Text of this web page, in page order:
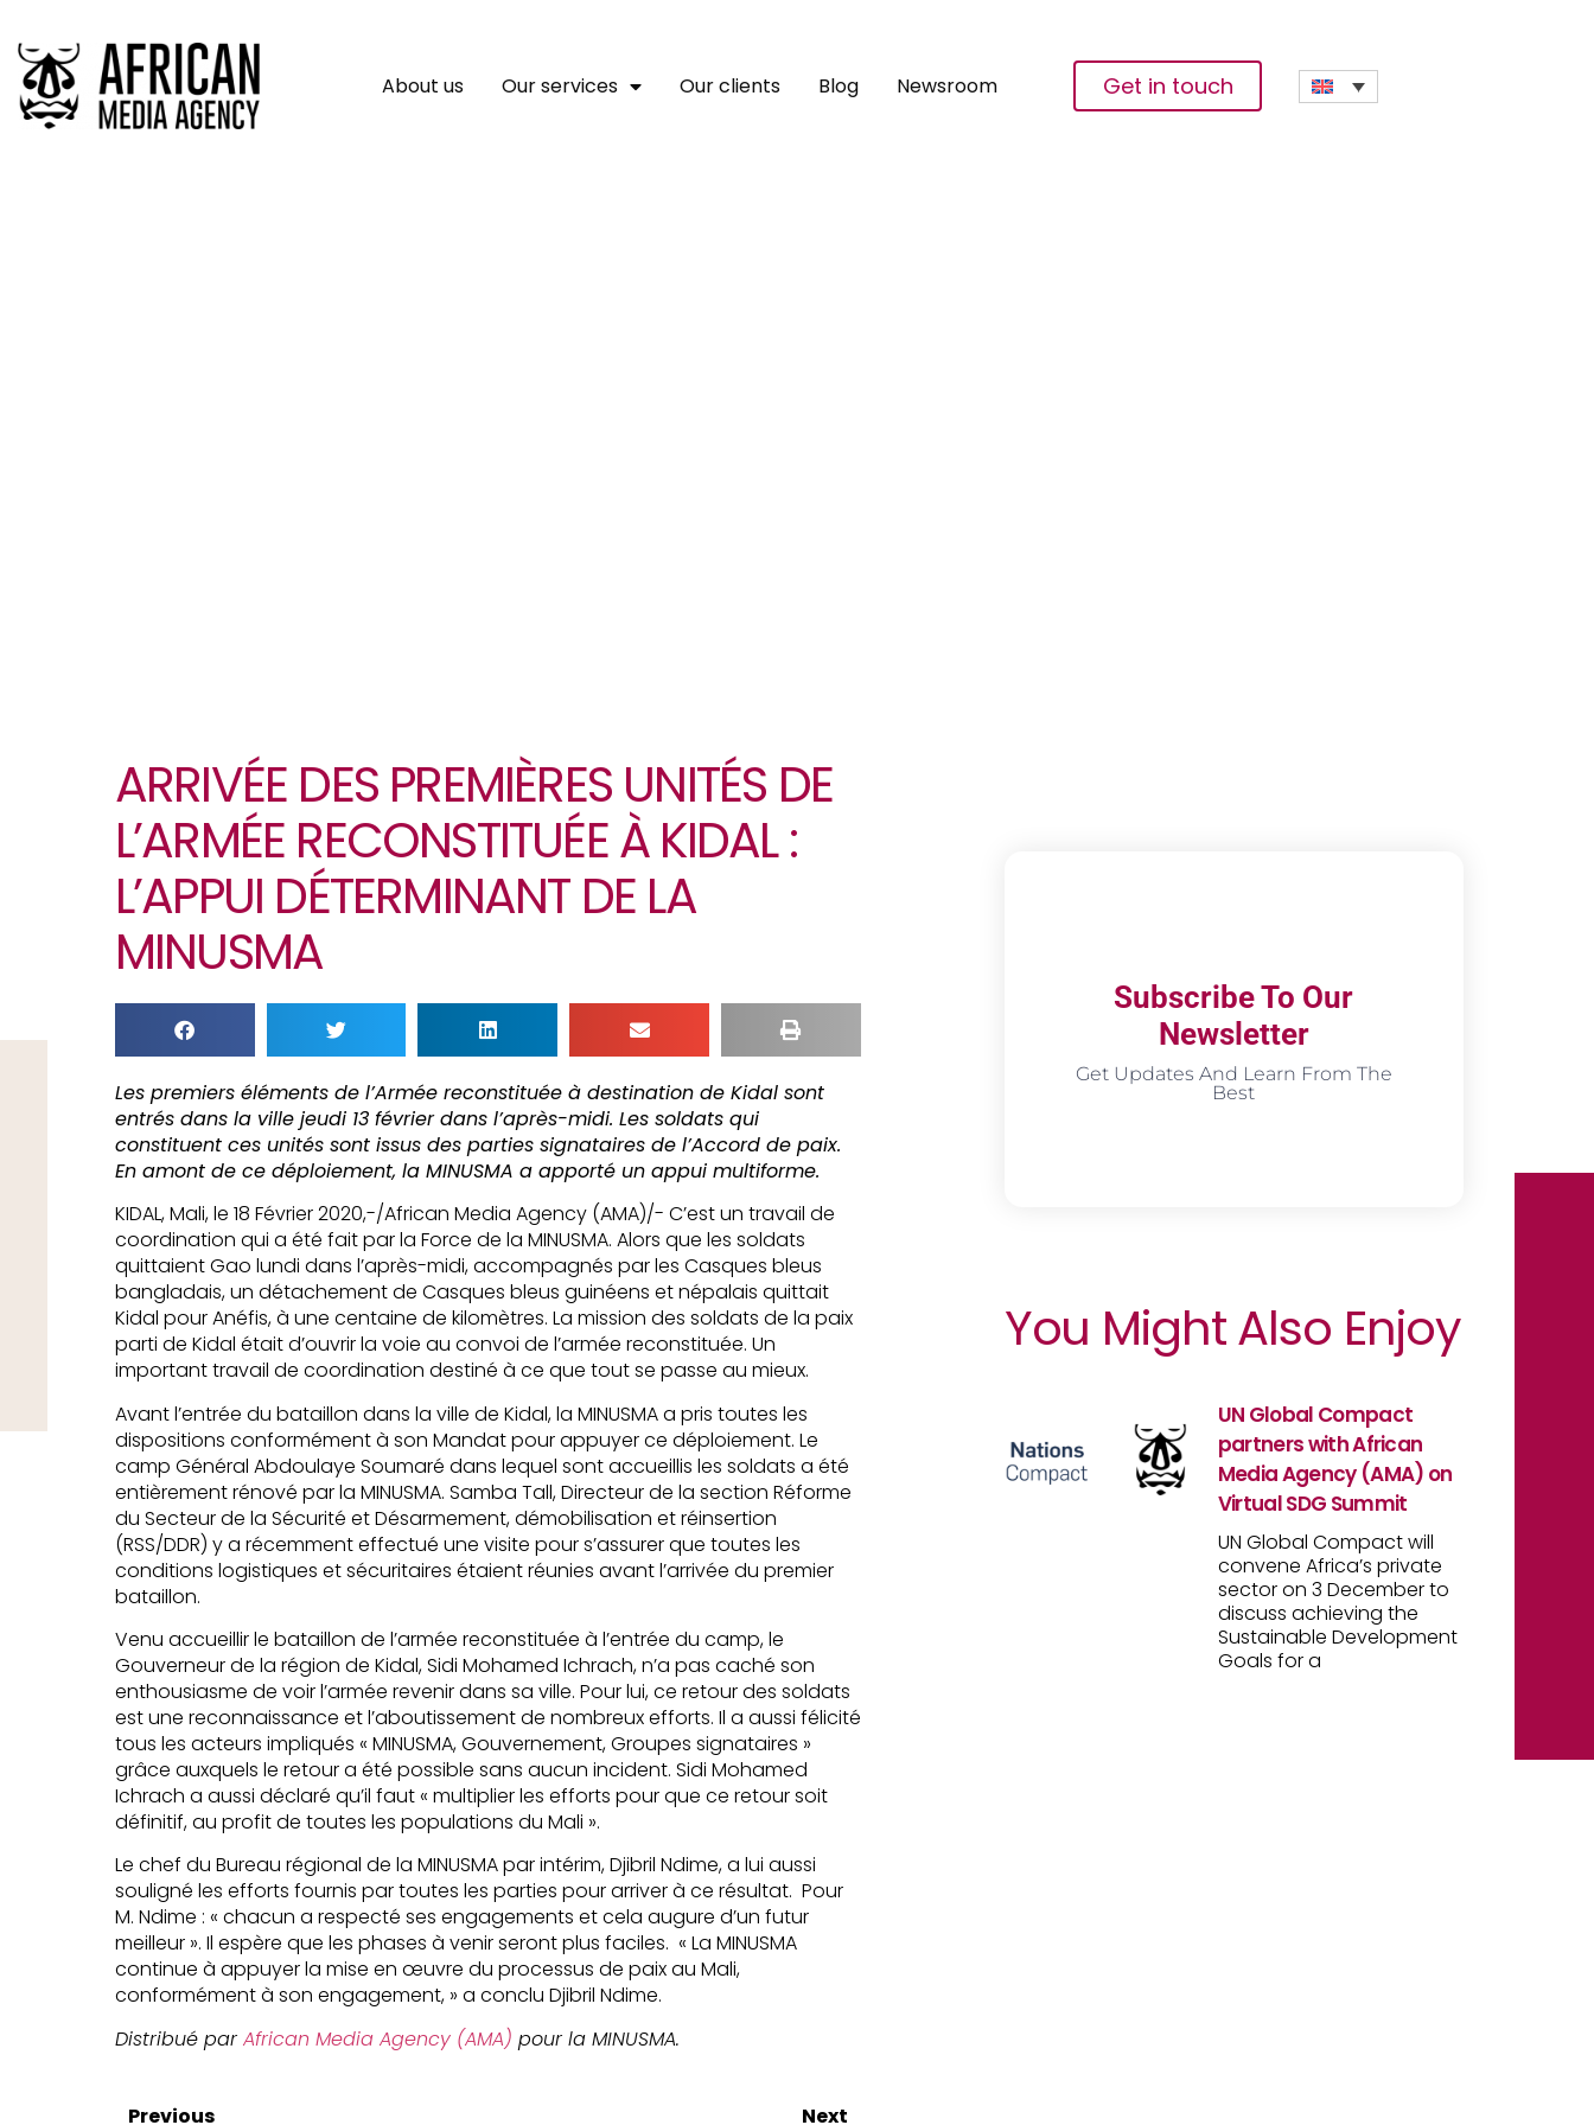
About us Our services Our clients Blog Newsroom Get in touch
ARRIVÉE DES PREMIÈRES UNITÉS DE
L’ARMÉE RECONSTITUÉE À KIDAL :
L’APPUI DÉTERMINANT DE LA
MINUSMA
Les premiers éléments de l’Armée reconstituée à destination de Kidal sont
entrés dans la ville jeudi 13 février dans l’après-midi. Les soldats qui
constituent ces unités sont issus des parties signataires de l’Accord de paix.
En amont de ce déploiement, la MINUSMA a apporté un appui multiforme.
KIDAL, Mali, le 18 Février 2020,-/African Media Agency (AMA)/- C’est un travail de
coordination qui a été fait par la Force de la MINUSMA. Alors que les soldats
quittaient Gao lundi dans l’après-midi, accompagnés par les Casques bleus
bangladais, un détachement de Casques bleus guinéens et népalais quittait
Kidal pour Anéfis, à une centaine de kilomètres. La mission des soldats de la paix
parti de Kidal était d’ouvrir la voie au convoi de l’armée reconstituée. Un
important travail de coordination destiné à ce que tout se passe au mieux.
Avant l’entrée du bataillon dans la ville de Kidal, la MINUSMA a pris toutes les
dispositions conformément à son Mandat pour appuyer ce déploiement. Le
camp Général Abdoulaye Soumaré dans lequel sont accueillis les soldats a été
entièrement rénové par la MINUSMA. Samba Tall, Directeur de la section Réforme
du Secteur de la Sécurité et Désarmement, démobilisation et réinsertion
(RSS/DDR) y a récemment effectué une visite pour s’assurer que toutes les
conditions logistiques et sécuritaires étaient réunies avant l’arrivée du premier
bataillon.
Venu accueillir le bataillon de l’armée reconstituée à l’entrée du camp, le
Gouverneur de la région de Kidal, Sidi Mohamed Ichrach, n’a pas caché son
enthousiasme de voir l’armée revenir dans sa ville. Pour lui, ce retour des soldats
est une reconnaissance et l’aboutissement de nombreux efforts. Il a aussi félicité
tous les acteurs impliqués « MINUSMA, Gouvernement, Groupes signataires »
grâce auxquels le retour a été possible sans aucun incident. Sidi Mohamed
Ichrach a aussi déclaré qu’il faut « multiplier les efforts pour que ce retour soit
définitif, au profit de toutes les populations du Mali ».
Le chef du Bureau régional de la MINUSMA par intérim, Djibril Ndime, a lui aussi
souligné les efforts fournis par toutes les parties pour arriver à ce résultat. Pour
M. Ndime : « chacun a respecté ses engagements et cela augure d’un futur
meilleur ». Il espère que les phases à venir seront plus faciles. « La MINUSMA
continue à appuyer la mise en œuvre du processus de paix au Mali,
conformément à son engagement, » a conclu Djibril Ndime.
Distribué par African Media Agency (AMA) pour la MINUSMA.
Previous Next
Subscribe To Our
Newsletter
Get Updates And Learn From The
Best
You Might Also Enjoy
UN Global Compact
partners with African
Media Agency (AMA) on
Virtual SDG Summit
UN Global Compact will
convene Africa’s private
sector on 3 December to
discuss achieving the
Sustainable Development
Goals for a